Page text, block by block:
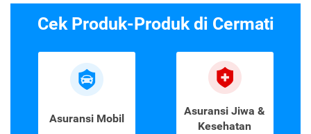
Cek Produk-Produk di Cermati
Asuransi Mobil
Asuransi Jiwa &
Kesehatan